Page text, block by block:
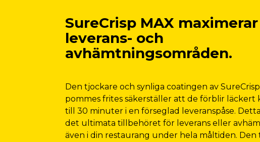
SureCrisp MAX
leverans- och
avhämtningsområden.
Den tjockare och synliga coatingen av SureCrisp
pommes frites säkerställer att de förblir läckert
till 30 minuter i en förseglad leveranspåse.
det ultimata tillbehöret för leverans eller
även i din restaurang under hela måltiden. Den